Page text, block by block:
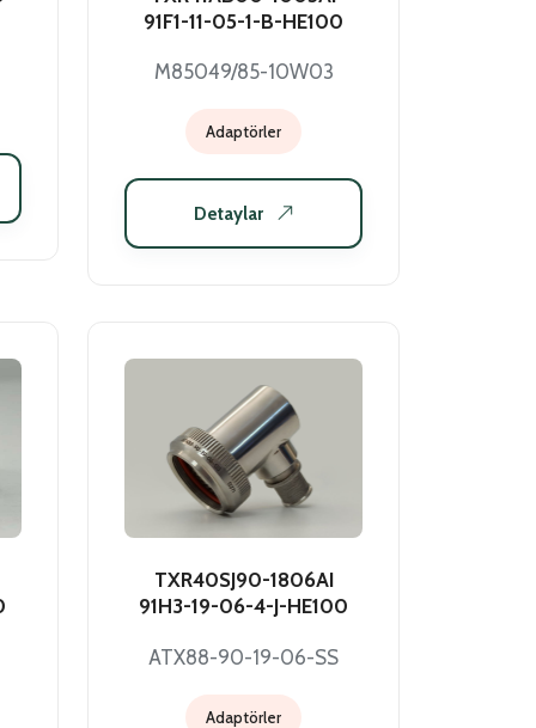
91F1-11-05-1-B-HE100
M85049/85-10W03
Adaptörler
Detaylar
TXR40SJ90-1806AI
91H3-19-06-4-J-HE100
ATX88-90-19-06-SS
Adaptörler